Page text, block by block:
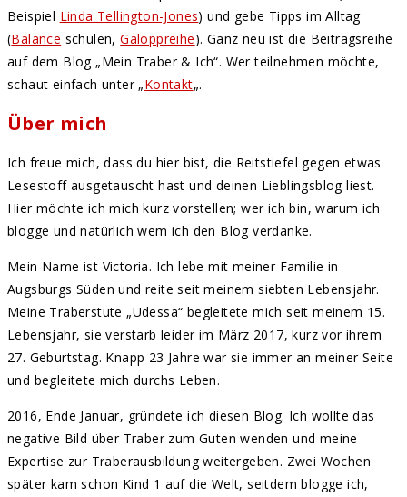
Beispiel Linda Tellington-Jones) und gebe Tipps im Alltag
(Balance schulen,Galoppreihe). Ganz neu ist die Beitragsreihe
auf dem Blog „Mein Traber & Ich“. Wer teilnehmen möchte,
schaut einfach unter „Kontakt„.
Über mich
Ich freue mich, dass du hier bist, die Reitstiefel gegen etwas
Lesestoff ausgetauscht hast und deinen Lieblingsblog liest.
Hier möchte ich mich kurz vorstellen; wer ich bin, warum ich
blogge und natürlich wem ich den Blog verdanke.
Mein Name ist Victoria. Ich lebe mit meiner Familie in
Augsburgs Süden und reite seit meinem siebten Lebensjahr.
Meine Traberstute „Udessa“ begleitete mich seit meinem 15.
Lebensjahr, sie verstarb leider im März 2017, kurz vor ihrem
27. Geburtstag. Knapp 23 Jahre war sie immer an meiner Seite
und begleitete mich durchs Leben.
2016, Ende Januar, gründete ich diesen Blog. Ich wollte das
negative Bild über Traber zum Guten wenden und meine
Expertise zur Traberausbildung weitergeben. Zwei Wochen
später kam schon Kind 1 auf die Welt, seitdem blogge ich,